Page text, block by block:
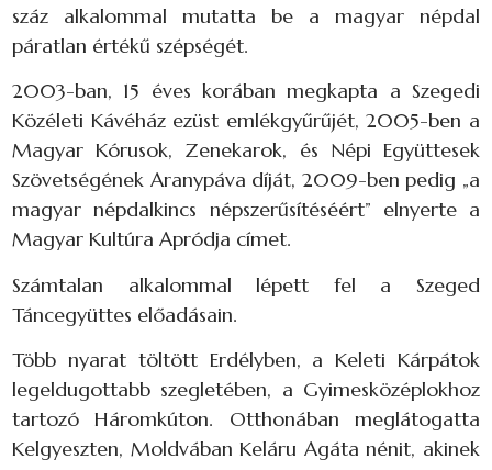
száz alkalommal mutatta be a magyar népdal
páratlan értékű szépségét.
2003-ban, 15 éves korában megkapta a Szegedi
Közéleti Kávéház ezüst emlékgyűrűjét, 2005-ben a
Magyar Kórusok, Zenekarok, és Népi Együttesek
Szövetségének Aranypáva díját, 2009-ben pedig „a
magyar népdalkincs népszerűsítéséért” elnyerte a
Magyar Kultúra Apródja címet.
Számtalan alkalommal lépett fel a Szeged
Táncegyüttes előadásain.
Több nyarat töltött Erdélyben, a Keleti Kárpátok
legeldugottabb szegletében, a Gyimesközéplokhoz
tartozó Háromkúton. Otthonában meglátogatta
Kelgyeszten, Moldvában Keláru Agáta nénit, akinek